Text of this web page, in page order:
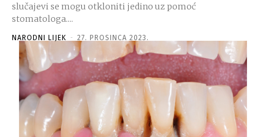
slučajevi se mogu otkloniti jedino uz pomoć
stomatologa....
NARODNI LIJEK - 27. PROSINCA 2023.